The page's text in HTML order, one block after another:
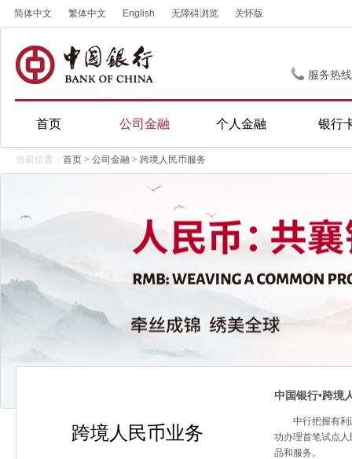
简体中文 繁体中文 English 无障碍浏览 关怀版
服务热
首页 公司金融 个人金融 银行
当前位置： 首页 > 公司金融 > 跨境人民币服务
跨境人民币业务
中国银行•跨境
中行把握有
功办理首笔试点
品和服务。